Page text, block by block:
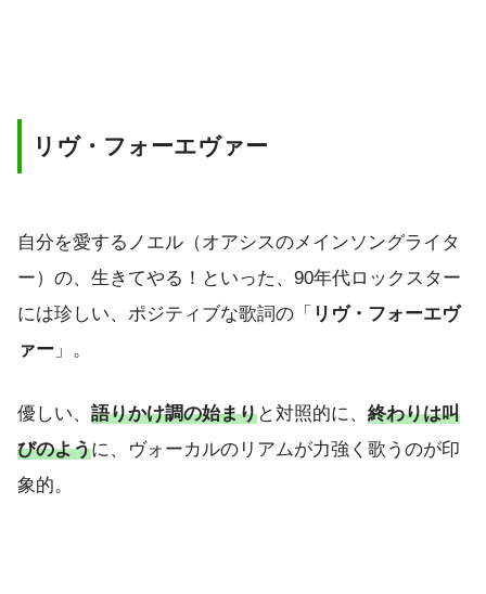
リヴ・フォーエヴァー
自分を愛するノエル（オアシスのメインソングライタ
ー）の、生きてやる！といった、90年代ロックスター
には珍しい、ポジティブな歌詞の「 リヴ・フォーエヴ
ァー 」。
優しい、 語りかけ調の始まりと対照的に、 終わりは叫
びのように、ヴォーカルのリアムが力強く歌うのが印
象的。